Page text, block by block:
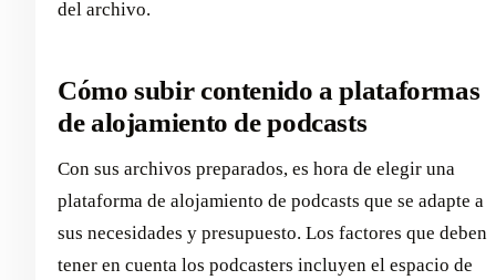
del archivo.
Cómo subir contenido a plataformas
de alojamiento de podcasts
Con sus archivos preparados, es hora de elegir una
plataforma de alojamiento de podcasts que se adapte a
sus necesidades y presupuesto. Los factores que deben
tener en cuenta los podcasters incluyen el espacio de